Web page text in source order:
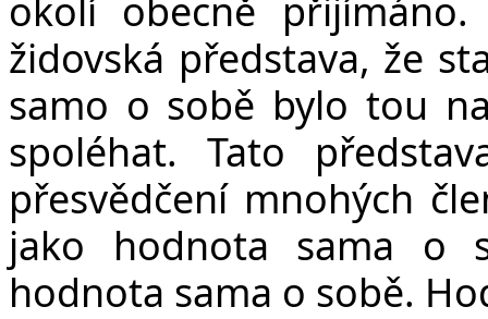
okolí obecně
židovská představa, že
samo o sobě bylo tou
spoléhat. Tato
přesvědčení mnohých
jako hodnota sama o
hodnota sama o sobě.